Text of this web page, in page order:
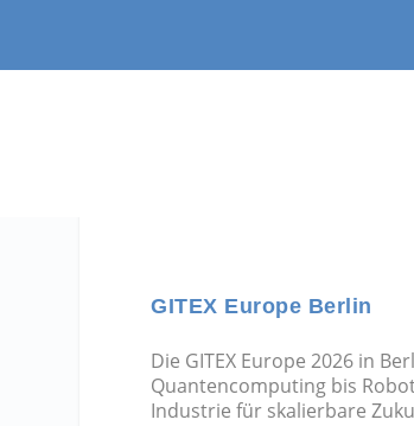
GITEX Europe Berlin
Die GITEX Europe 2026 in
Quantencomputing bis
Industrie für skalierbare